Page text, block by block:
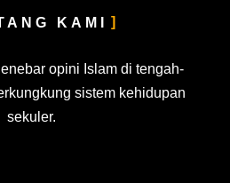
KAMI
opini Islam di tengah-
sistem kehidupan
sekuler.